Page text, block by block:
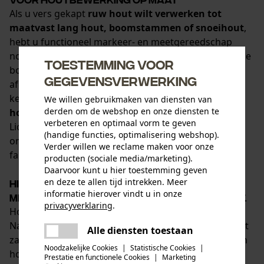
Als u vers gekapt ruw hout wilt verwerken tot
maatvast lang hout, boomstammen of snoeihout,
hebt u functioneel markeer- en meetgereedschap
nodig. Of het nu gaat om veelzijdige rolmaten voor de
bosbouw, klassieke markeerhulpmiddelen of
afkorthulpmiddelen voor bevestiging aan de
kettingzaag: bij KOX vinden bosbouwwerkers
hoogwaardig gereedschap voor de houtoogst
Lichtlopend, slijtvast en duurzaam: ontdek nu
onmisbaar bosbouwgereedschap van bekende
fabrikanten!
Hiervoor zijn bosbouwmeetlinten,
meetlatten, schuifmaatjes, enz. geschikt.
Houtoogst houdt niet op bij het kappen van bomen.
Na de berekende val van de bomen volgt namelijk het
zagen van het hout. Of het nu gaat om lange stukken
hout van enkele meters lang of om stammen
Toestemming voor
gegevensverwerking
We willen gebruikmaken van diensten van
derden om de webshop en onze diensten te
verbeteren en optimaal vorm te geven
(handige functies, optimalisering webshop).
Verder willen we reclame maken voor onze
producten (sociale media/marketing).
Daarvoor kunt u hier toestemming geven
en deze te allen tijd intrekken. Meer
informatie hierover vindt u in onze
privacyverklaring.
Alle diensten toestaan
Noodzakelijke Cookies | Statistische Cookies |
Prestatie en functionele Cookies |
Marketing
Er is een fout opgetreden. Gelieve
het opnieuw te proberen.
delen